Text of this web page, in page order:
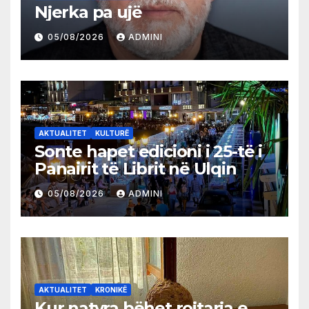
Njerka pa ujë
05/08/2026 ADMINI
AKTUALITET KULTURË
Sonte hapet edicioni i 25-të i
Panairit të Librit në Ulqin
05/08/2026 ADMINI
AKTUALITET KRONIKË